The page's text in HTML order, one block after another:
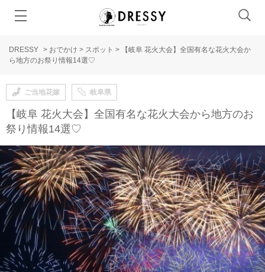
DRESSY > おでかけ > スポット >
【岐阜 花火大会】全国有名な花火大会か
ら地方のお祭り情報14選♡
ご当地花嫁 岐阜県
【岐阜 花火大会】全国有名な花火大会から地方のお
祭り情報14選♡